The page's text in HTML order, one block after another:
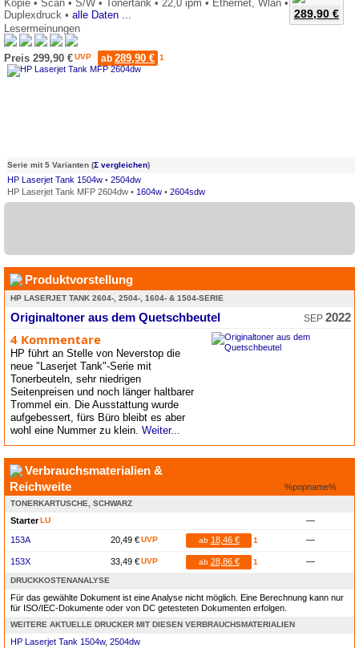
289,90 €
Kopie • Scan • S/W • Tonertank • 22,0 ipm • Ethernet, Wlan •
Duplexdruck • alle Daten ...
Lesermeinungen
Preis 299,90 €UVP ab 289,90 € 1
Serie mit 5 Varianten (Σ vergleichen)
HP Laserjet Tank 1504w • 2504dw
HP Laserjet Tank MFP 2604dw • 1604w • 2604sdw
Produktvorstellung
HP LASERJET TANK 2604-, 2504-, 1604- & 1504-SERIE
Originaltoner aus dem Quetschbeutel SEP 2022
4 Kommentare
HP führt an Stelle von Neverstop die
neue "Laserjet Tank"-Serie mit
Tonerbeuteln, sehr niedrigen
Seitenpreisen und noch länger haltbarer
Trommel ein. Die Ausstattung wurde
aufgebessert, fürs Büro bleibt es aber
wohl eine Nummer zu klein. Weiter...
Verbrauchsmaterialien &
Reichweite
%popname%
TONERKARTUSCHE, SCHWARZ
StarterLU
—
153A
20,49 € UVP ab 18,46 € 1 —
153X 33,49 € UVP ab 28,86 € 1 —
DRUCKKOSTENANALYSE
Für das gewählte Dokument ist eine Analyse nicht möglich. Eine Berechnung kann nur
für ISO/IEC-Dokumente oder von DC getesteten Dokumenten erfolgen.
WEITERE AKTUELLE DRUCKER MIT DIESEN VERBRAUCHSMATERIALIEN
HP Laserjet Tank 1504w, 2504dw